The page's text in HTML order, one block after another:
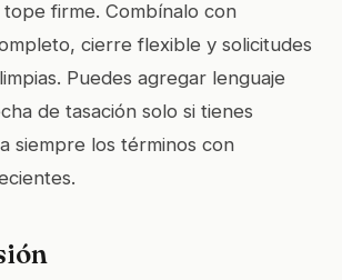
tope firme. Combínalo con
cierre flexible y solicitudes
Puedes agregar lenguaje
de tasación solo si tienes
siempre los términos con